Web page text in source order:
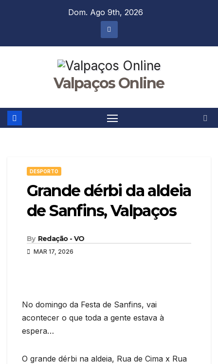
Dom. Ago 9th, 2026
Valpaços Online
DESPORTO
Grande dérbi da aldeia
de Sanfins, Valpaços
By Redação - VO
MAR 17, 2026
No domingo da Festa de Sanfins, vai
acontecer o que toda a gente estava à
espera…
O grande dérbi na aldeia, Rua de Cima x Rua